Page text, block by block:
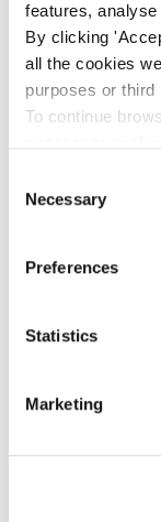
features,
By clicking
all the cookies
purposes or
To continue
Policy. The
Selection
Necessary
Preferences
Statistics
Marketing
DESCRIZIONE
IntimWash
Sono realizzate
facilitando così
PRODOTTO?